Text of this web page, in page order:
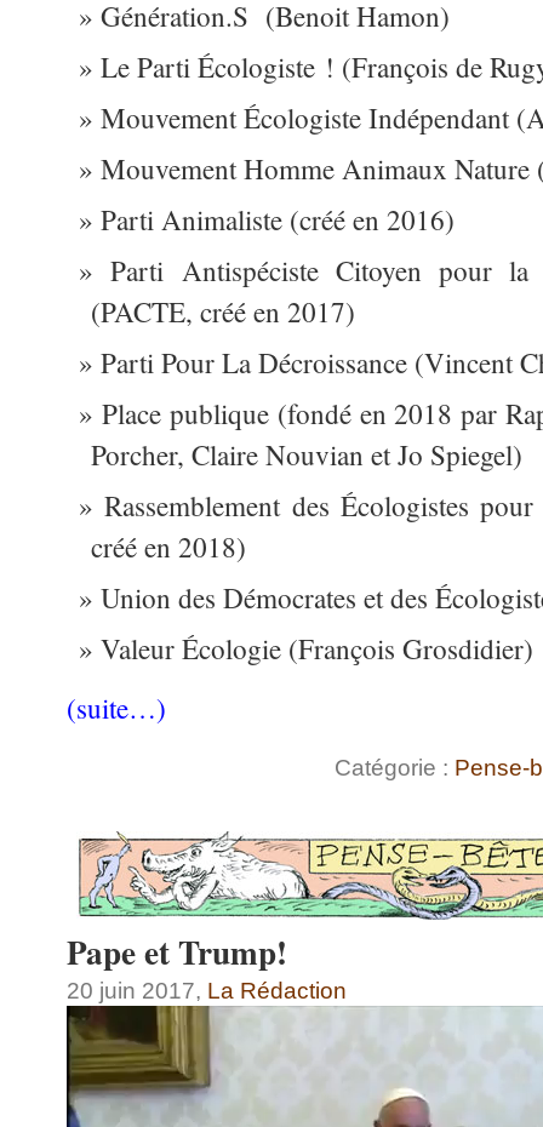
Génération.S (Benoit Hamon)
Le Parti Écologiste ! (François de
Mouvement Écologiste Indépendant
Mouvement Homme Animaux
Parti Animaliste (créé en 2016)
Parti Antispéciste Citoyen pour la
(PACTE, créé en 2017)
Parti Pour La Décroissance (Vincent
Place publique (fondé en 2018 par
Porcher, Claire Nouvian et Jo Spiegel)
Rassemblement des Écologistes
créé en 2018)
Union des Démocrates et des
Valeur Écologie (François Grosdidier)
(suite…)
Catégorie : Pense-
Pape et Trump!
20 juin 2017, La Rédaction